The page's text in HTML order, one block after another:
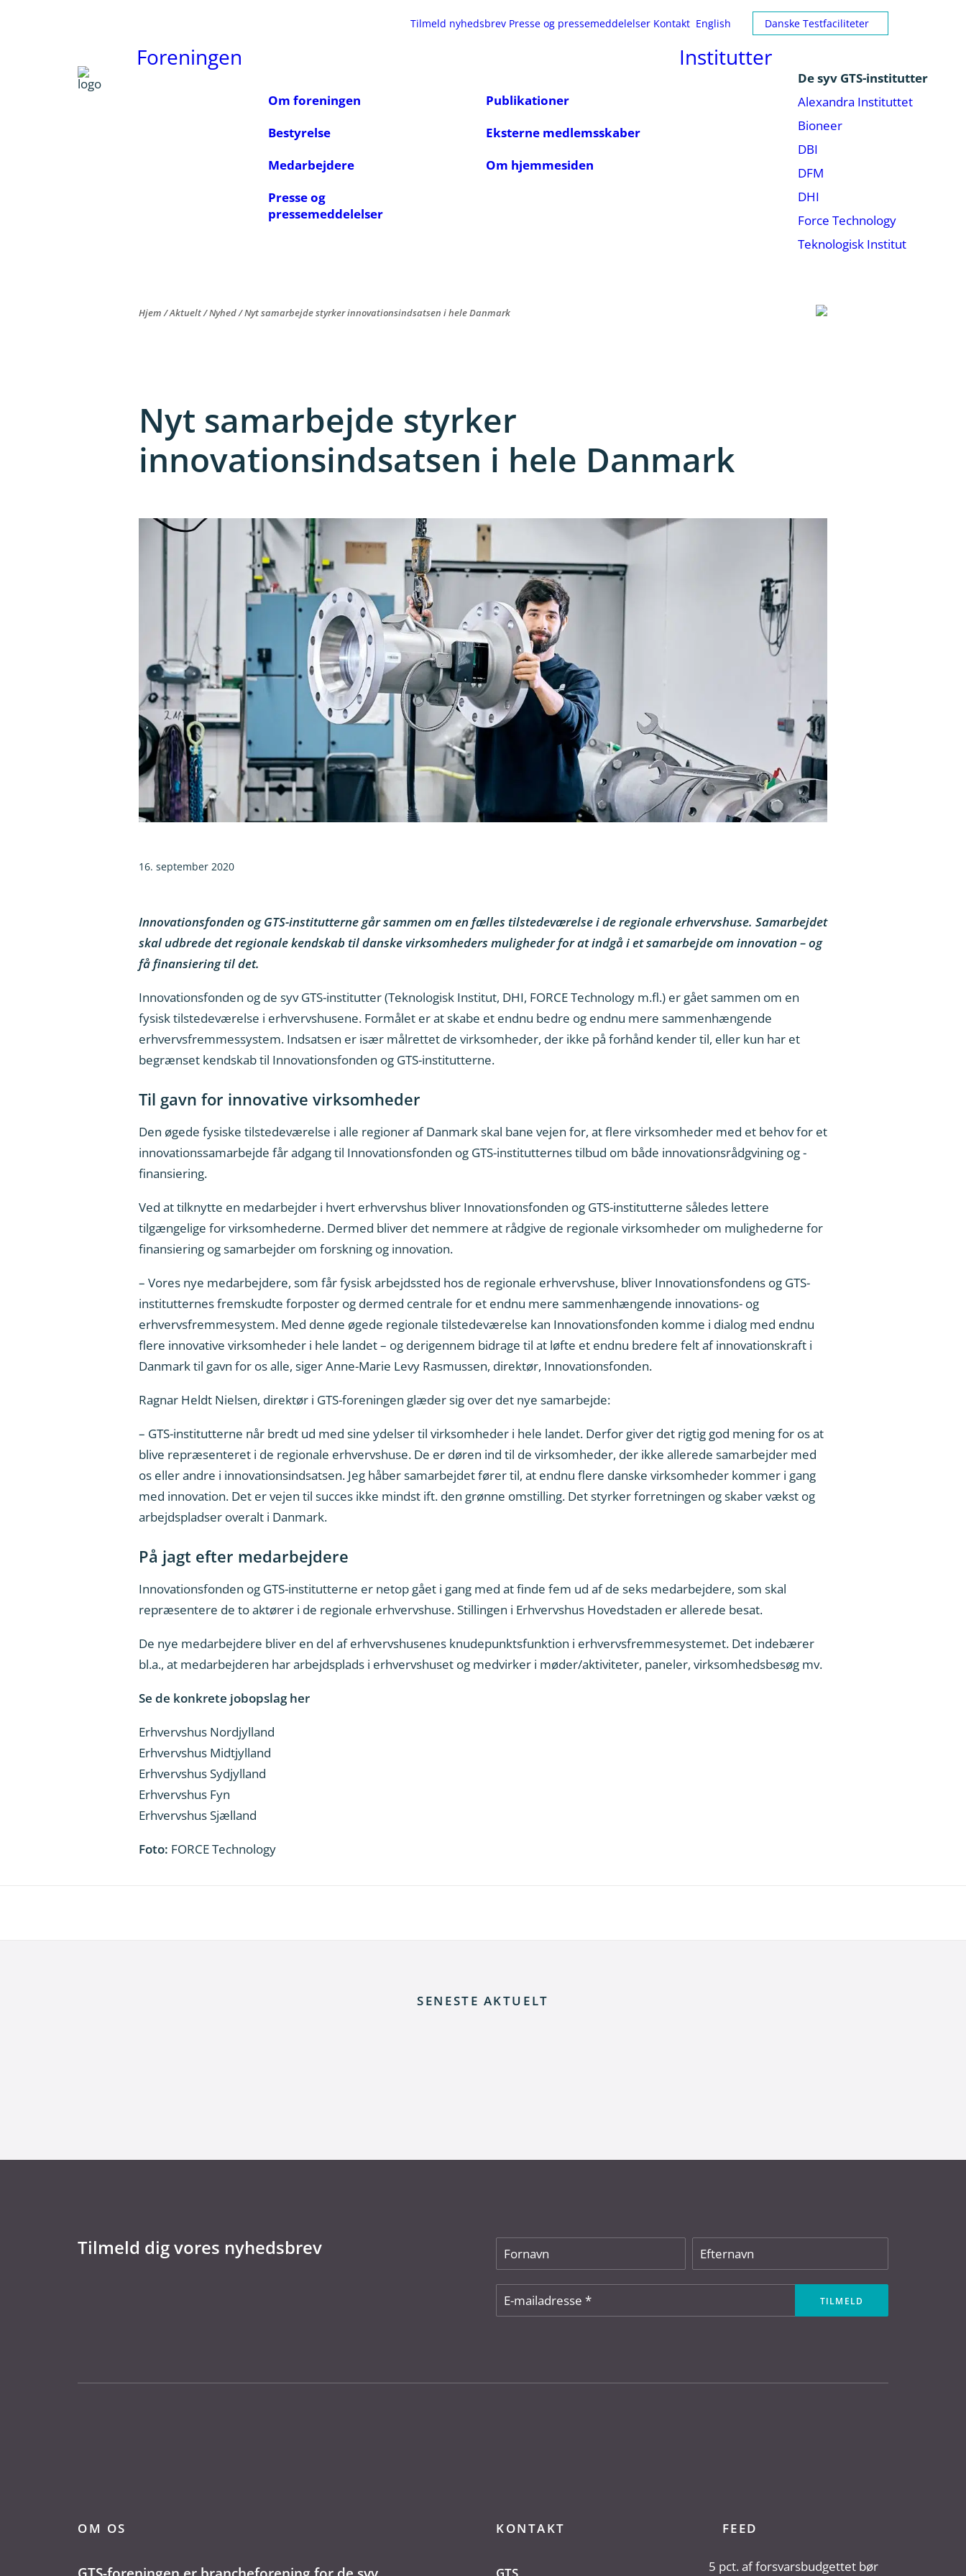
Tilmeld nyhedsbrev Presse og pressemeddelelser Kontakt English Danske Testfaciliteter
Foreningen
Om foreningen
Bestyrelse
Medarbejdere
Presse og
pressemeddelelser
Publikationer
Eksterne medlemsskaber
Om hjemmesiden
Institutter
De syv GTS-institutter
Alexandra Instituttet
Bioneer
DBI
DFM
DHI
Force Technology
Teknologisk Institut
Hjem/Aktuelt/Nyhed/Nyt samarbejde styrker innovationsindsatsen i hele Danmark
Nyt samarbejde styrker
innovationsindsatsen i hele Danmark
16. september 2020
Innovationsfonden og GTS-institutterne går sammen om en fælles tilstedeværelse i de regionale erhvervshuse. Samarbejdet
skal udbrede det regionale kendskab til danske virksomheders muligheder for at indgå i et samarbejde om innovation – og
få finansiering til det.
Innovationsfonden og de syv GTS-institutter (Teknologisk Institut, DHI, FORCE Technology m.fl.) er gået sammen om en
fysisk tilstedeværelse i erhvervshusene. Formålet er at skabe et endnu bedre og endnu mere sammenhængende
erhvervsfremmessystem. Indsatsen er især målrettet de virksomheder, der ikke på forhånd kender til, eller kun har et
begrænset kendskab til Innovationsfonden og GTS-institutterne.
Til gavn for innovative virksomheder
Den øgede fysiske tilstedeværelse i alle regioner af Danmark skal bane vejen for, at flere virksomheder med et behov for et
innovationssamarbejde får adgang til Innovationsfonden og GTS-institutternes tilbud om både innovationsrådgvining og -
finansiering.
Ved at tilknytte en medarbejder i hvert erhvervshus bliver Innovationsfonden og GTS-institutterne således lettere
tilgængelige for virksomhederne. Dermed bliver det nemmere at rådgive de regionale virksomheder om mulighederne for
finansiering og samarbejder om forskning og innovation.
– Vores nye medarbejdere, som får fysisk arbejdssted hos de regionale erhvervshuse, bliver Innovationsfondens og GTS-
institutternes fremskudte forposter og dermed centrale for et endnu mere sammenhængende innovations- og
erhvervsfremmesystem. Med denne øgede regionale tilstedeværelse kan Innovationsfonden komme i dialog med endnu
flere innovative virksomheder i hele landet – og derigennem bidrage til at løfte et endnu bredere felt af innovationskraft i
Danmark til gavn for os alle, siger Anne-Marie Levy Rasmussen, direktør, Innovationsfonden.
Ragnar Heldt Nielsen, direktør i GTS-foreningen glæder sig over det nye samarbejde:
– GTS-institutterne når bredt ud med sine ydelser til virksomheder i hele landet. Derfor giver det rigtig god mening for os at
blive repræsenteret i de regionale erhvervshuse. De er døren ind til de virksomheder, der ikke allerede samarbejder med
os eller andre i innovationsindsatsen. Jeg håber samarbejdet fører til, at endnu flere danske virksomheder kommer i gang
med innovation. Det er vejen til succes ikke mindst ift. den grønne omstilling. Det styrker forretningen og skaber vækst og
arbejdspladser overalt i Danmark.
På jagt efter medarbejdere
Innovationsfonden og GTS-institutterne er netop gået i gang med at finde fem ud af de seks medarbejdere, som skal
repræsentere de to aktører i de regionale erhvervshuse. Stillingen i Erhvervshus Hovedstaden er allerede besat.
De nye medarbejdere bliver en del af erhvervshusenes knudepunktsfunktion i erhvervsfremmesystemet. Det indebærer
bl.a., at medarbejderen har arbejdsplads i erhvervshuset og medvirker i møder/aktiviteter, paneler, virksomhedsbesøg mv.
Se de konkrete jobopslag her
Erhvervshus Nordjylland
Erhvervshus Midtjylland
Erhvervshus Sydjylland
Erhvervshus Fyn
Erhvervshus Sjælland
Foto: FORCE Technology
SENESTE AKTUELT
Tilmeld dig vores nyhedsbrev
OM OS KONTAKT FEED
5 pct. af forsvarsbudgettet bør